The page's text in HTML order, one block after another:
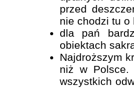
przed
nie chodzi tu o
dla pań
obiektach
Najdroższym
niż w Polsce.
wszystkich